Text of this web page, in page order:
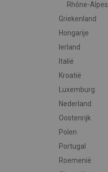
Rhône-Alpes
Griekenland
Hongarije
Ierland
Italië
Kroatië
Luxemburg
Nederland
Oostenrijk
Polen
Portugal
Roemenië